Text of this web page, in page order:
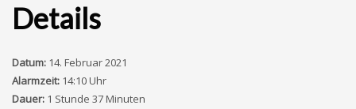
Details
Datum: 14. Februar 2021
Alarmzeit: 14:10 Uhr
Dauer: 1 Stunde 37 Minuten